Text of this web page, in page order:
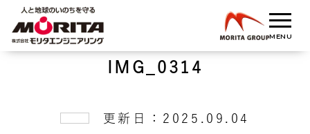
IMG_0314
更新日：2025.09.04